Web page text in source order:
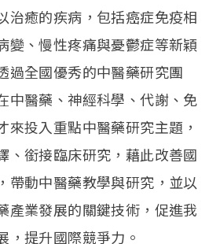
治癒的疾病，包括癌症免疫相
變、慢性疼痛與憂鬱症等新穎
過全國優秀的中醫藥研究團
中醫藥、神經科學、代謝、免
來投入重點中醫藥研究主題，
、銜接臨床研究，藉此改善國
帶動中醫藥教學與研究，並以
產業發展的關鍵技術，促進我
，提升國際競爭力。